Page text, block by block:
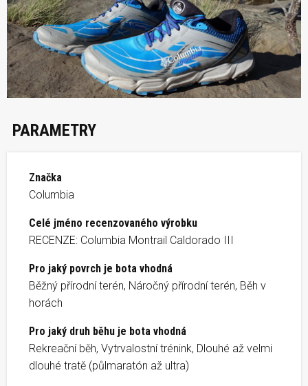
PARAMETRY
Značka
Columbia
Celé jméno recenzovaného výrobku
RECENZE: Columbia Montrail Caldorado III
Pro jaký povrch je bota vhodná
Běžný přírodní terén, Náročný přírodní terén, Běh v
horách
Pro jaký druh běhu je bota vhodná
Rekreační běh, Vytrvalostní trénink, Dlouhé až velmi
dlouhé tratě (půlmaratón až ultra)